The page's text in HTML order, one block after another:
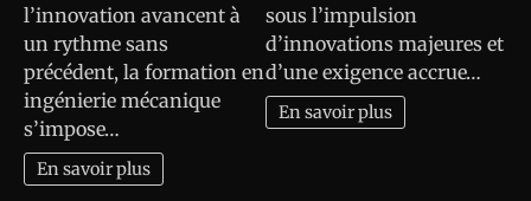
l’innovation avancent à
un rythme sans
précédent, la formation en
ingénierie mécanique
s’impose…
En savoir plus
sous l’impulsion
d’innovations majeures et
d’une exigence accrue…
En savoir plus